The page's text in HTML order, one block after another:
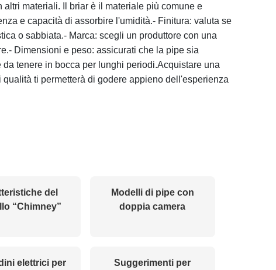
altri materiali. Il briar è il materiale più comune e
e capacità di assorbire l'umidità.- Finitura: valuta se
o sabbiata.- Marca: scegli un produttore con una
Dimensioni e peso: assicurati che la pipe sia
tenere in bocca per lunghi periodi.Acquistare una
ti permetterà di godere appieno dell'esperienza
del
“Chimney”
Modelli di pipe con
doppia camera
elettrici per
Suggerimenti per